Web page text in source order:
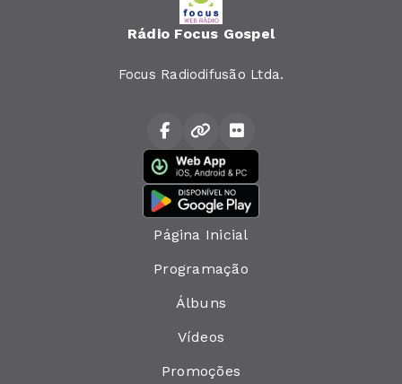
Rádio Focus Gospel
Focus Radiodifusão Ltda.
Página Inicial
Programação
Álbuns
Vídeos
Promoções